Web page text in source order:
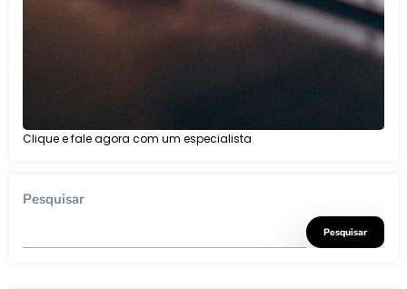
Clique e fale agora com um especialista
Pesquisar
Pesquisar